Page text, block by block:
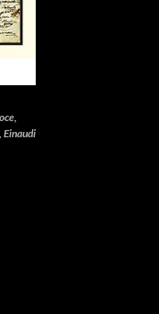
Einaudi